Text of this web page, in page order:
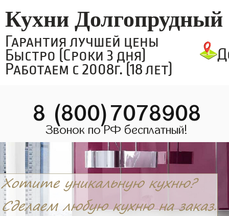
Кухни Долгопрудный
Гарантия лучшей цены
Быстро (Сроки 3 дня)
Работаем с 2008г. (18 лет)
8 (800)7078908
Звонок по РФ бесплатный!